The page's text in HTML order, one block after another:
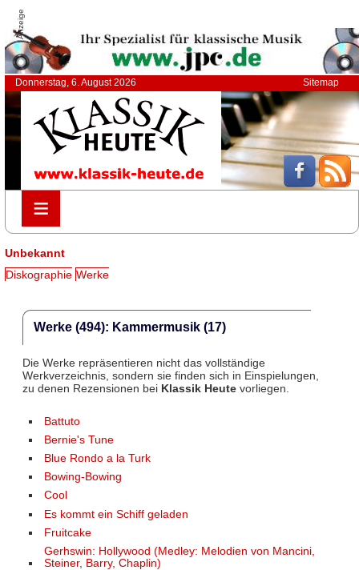
Anzeige
Donnerstag, 6. August 2026 Sitemap
≡
≡
Unbekannt
Diskographie Werke
Werke (494): Kammermusik (17)
Die Werke repräsentieren nicht das vollständige
Werkverzeichnis, sondern sie finden sich in Einspielungen,
zu denen Rezensionen bei Klassik Heutevorliegen.
Battuto
Bernie's Tune
Blue Rondo a la Turk
Bowing-Bowing
Cool
Es kommt ein Schiff geladen
Fruitcake
Gerhswin: Hollywood (Medley: Melodien von Mancini,
Steiner, Barry, Chaplin)